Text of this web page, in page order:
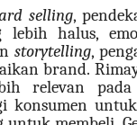
selling,
lebih halus,
storytelling,
brand.
relevan
konsumen